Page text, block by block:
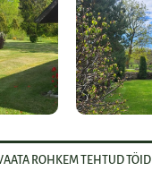
ROHKEM TEHTUD TÖID